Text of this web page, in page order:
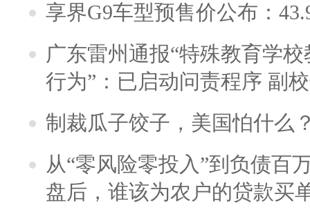
享界G9车型预售价公布：
广东雷州通报“特殊教育学
行为”：已启动问责程序 副
制裁瓜子饺子，美国怕什么
从“零风险零投入”到负债百
盘后，谁该为农户的贷款买